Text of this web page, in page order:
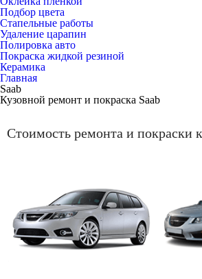
Подбор цвета
Стапельные работы
Удаление царапин
Полировка авто
Покраска жидкой резиной
Керамика
Главная
Saab
Кузовной ремонт и покраска Saab
Стоимость ремонта и покраски